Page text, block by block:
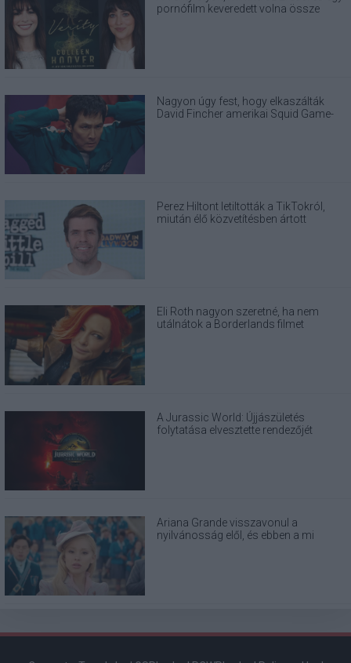
pornófilm keveredett volna össze
Nagyon úgy fest, hogy elkaszálták
David Fincher amerikai Squid Game-
Perez Hiltont letiltották a TikTokról,
miután élő közvetítésben ártott
Eli Roth nagyon szeretné, ha nem
utálnátok a Borderlands filmet
A Jurassic World: Újjászületés
folytatása elvesztette rendezőjét
Ariana Grande visszavonul a
nyilvánosság elől, és ebben a mi